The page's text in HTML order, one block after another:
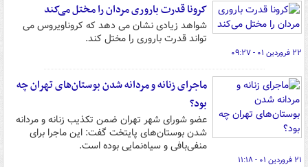
کرونا قدرت باروری مردان را مختل می‌کند
شواهد زیادی نشان می دهد که کروناویروس می
تواند قدرت باروری را مختل کند.
۲۲ فروردین ۰۱ - ۰۹:۲۷
ماجرای زنانه و مردانه شدن بوستان‌های تهران چه
بود؟
عضو شورای شهر تهران ضمن تکذیب زنانه و مردانه
شدن بوستان‌های پایتخت گفت: این ماجرا برای
منفی‌بافی و سیاه‌نمایی بوده است.
۲۱ فروردین ۰۱ - ۱۱:۱۸